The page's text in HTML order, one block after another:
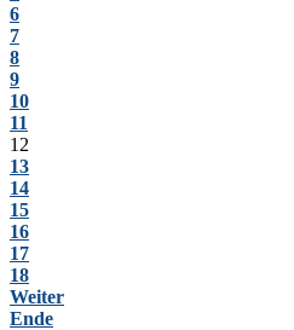
6
7
8
9
10
11
12
13
14
15
16
17
18
Weiter
Ende